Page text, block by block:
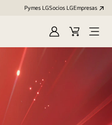
Pymes LGSocios LGEmpresas
Iniciar
sesión
CarritoOpen
Menu